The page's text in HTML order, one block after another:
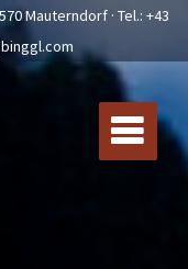
Mauterndorf · Tel.: +43